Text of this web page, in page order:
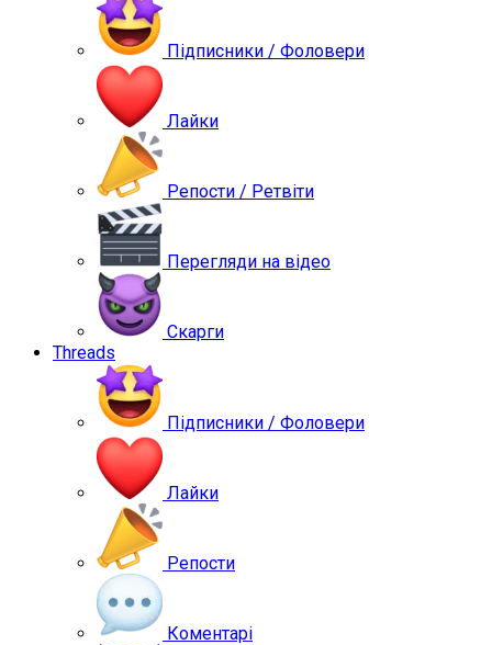
Підписники / Фоловери
Лайки
Репости / Ретвіти
Перегляди на відео
Скарги
Threads
Підписники / Фоловери
Лайки
Репости
Коментарі